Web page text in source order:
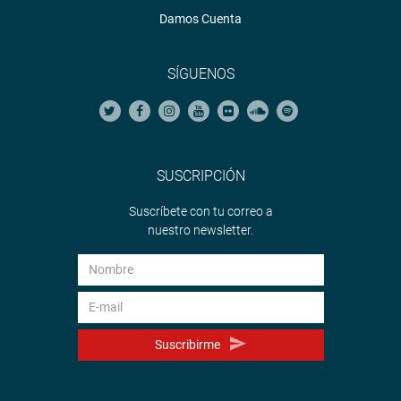
ejercer personalmente su derecho de defensa o ser
OFICINA DE COMUNICACIONES E IMAGEN
INSTITUCIONAL
Damos Cuenta
SÍGUENOS
SUSCRIPCIÓN
Suscríbete con tu correo a
nuestro newsletter.
Suscribirme